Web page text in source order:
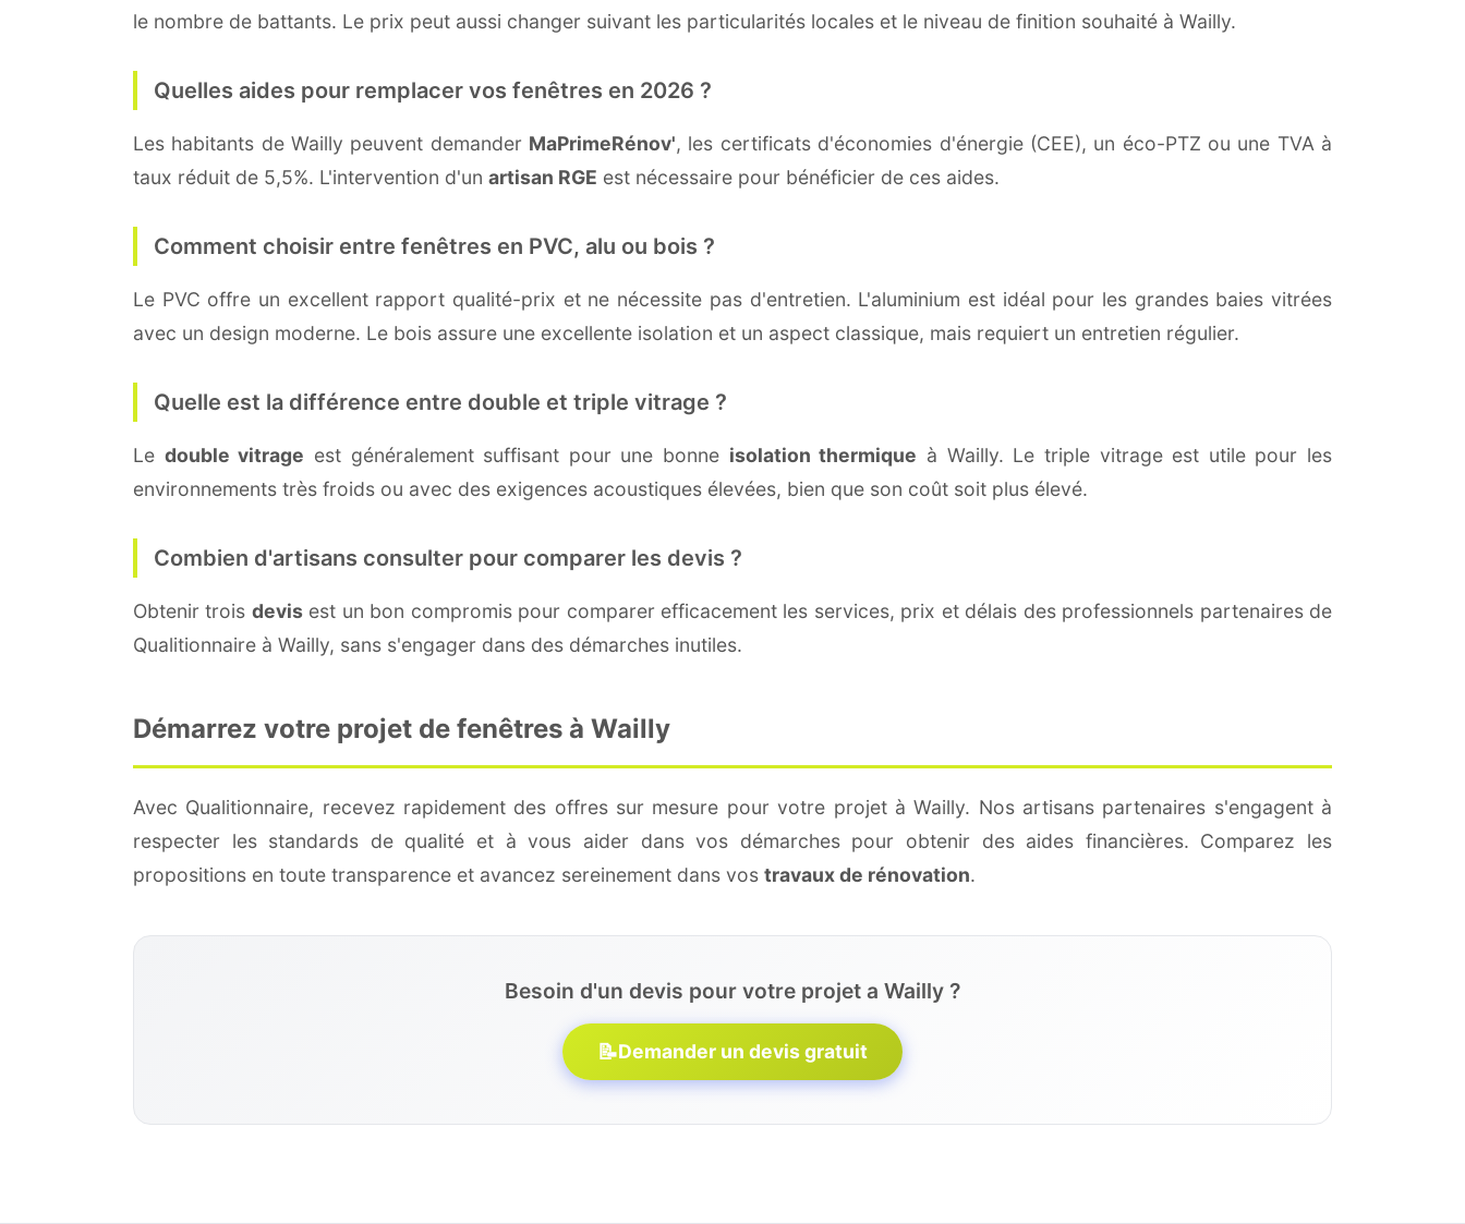
le nombre de battants. Le prix peut aussi changer suivant les particularités locales et le niveau de finition souhaité à Wailly.
Quelles aides pour remplacer vos fenêtres en 2026 ?
Les habitants de Wailly peuvent demander MaPrimeRénov', les certificats d'économies d'énergie (CEE), un éco-PTZ ou une TVA à
taux réduit de 5,5%. L'intervention d'un artisan RGE est nécessaire pour bénéficier de ces aides.
Comment choisir entre fenêtres en PVC, alu ou bois ?
Le PVC offre un excellent rapport qualité-prix et ne nécessite pas d'entretien. L'aluminium est idéal pour les grandes baies vitrées
avec un design moderne. Le bois assure une excellente isolation et un aspect classique, mais requiert un entretien régulier.
Quelle est la différence entre double et triple vitrage ?
Le double vitrage est généralement suffisant pour une bonne isolation thermique à Wailly. Le triple vitrage est utile pour les
environnements très froids ou avec des exigences acoustiques élevées, bien que son coût soit plus élevé.
Combien d'artisans consulter pour comparer les devis ?
Obtenir trois devisest un bon compromis pour comparer efficacement les services, prix et délais des professionnels partenaires de
Qualitionnaire à Wailly, sans s'engager dans des démarches inutiles.
Démarrez votre projet de fenêtres à Wailly
Avec Qualitionnaire, recevez rapidement des offres sur mesure pour votre projet à Wailly. Nos artisans partenaires s'engagent à
respecter les standards de qualité et à vous aider dans vos démarches pour obtenir des aides financières. Comparez les
propositions en toute transparence et avancez sereinement dans vos travaux de rénovation.
Besoin d'un devis pour votre projet a Wailly ?
📝Demander un devis gratuit